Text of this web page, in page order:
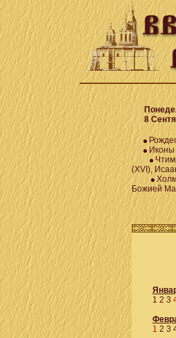
8
(XVI),
Божией
1 2 3
1 2 3